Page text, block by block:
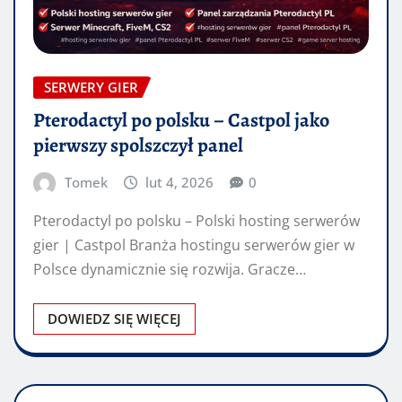
SERWERY GIER
Pterodactyl po polsku – Castpol jako
pierwszy spolszczył panel
Tomek lut 4, 2026 0
Pterodactyl po polsku – Polski hosting serwerów
gier | Castpol Branża hostingu serwerów gier w
Polsce dynamicznie się rozwija. Gracze…
DOWIEDZ SIĘ WIĘCEJ